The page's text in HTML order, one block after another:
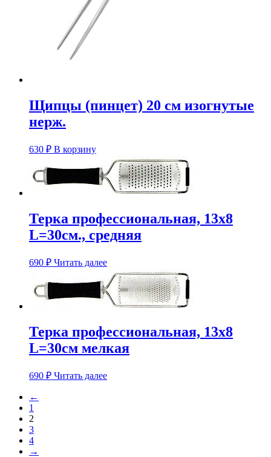
Щипцы (пинцет) 20 см изогнутые
нерж.
630 ₽ В корзину
Терка профессиональная, 13х8
L=30см., средняя
690 ₽ Читать далее
Терка профессиональная, 13х8
L=30см мелкая
690 ₽ Читать далее
←
1
2
3
4
→